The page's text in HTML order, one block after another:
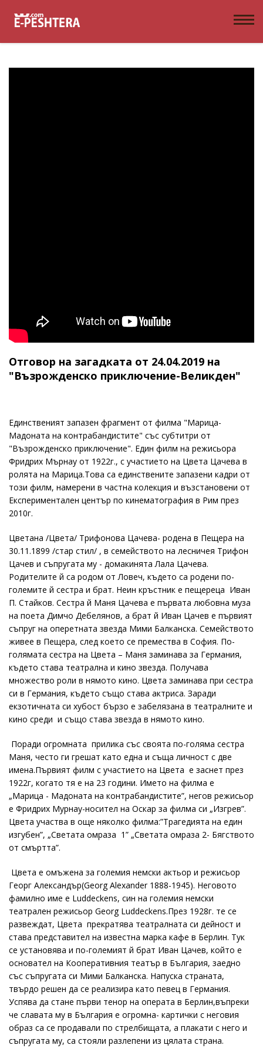
Отговор на загадката от 24.04.2019 на
"Възрожденско приключение-Великден"
Единственият запазен фрагмент от филма "Марица-
Мадоната на контрабандистите" със субтитри от
"Възрожденско приключение". Един филм на режисьора
Фридрих Мърнау от 1922г., с участието на Цвета Цачева в
ролята на Марица.Това са единствените запазени кадри от
този филм, намерени в частна колекция и възстановени от
Експериментален център по кинематография в Рим през
2010г.
Цветана /Цвета/ Трифонова Цачева- родена в Пещера на
30.11.1899 /стар стил/ , в семейството на лесничея Трифон
Цачев и съпругата му - домакинята Лала Цачева.
Родителите й са родом от Ловеч, където са родени по-
големите й сестра и брат. Неин кръстник е пещереца Иван
П. Стайков. Сестра й Маня Цачева е първата любовна муза
на поета Димчо Дебелянов, а брат й Иван Цачев е първият
съпруг на оперетната звезда Мими Балканска. Семейството
живее в Пещера, след което се премества в София. По-
голямата сестра на Цвета – Маня заминава за Германия,
където става театрална и кино звезда. Получава
множество роли в нямото кино. Цвета заминава при сестра
си в Германия, където също става актриса. Заради
екзотичната си хубост бързо е забелязана в театралните и
кино среди и също става звезда в нямото кино.
Поради огромната прилика със своята по-голяма сестра
Маня, често ги грешат като една и съща личност с две
имена.Първият филм с участието на Цвета е заснет през
1922г, когато тя е на 23 години. Името на филма е
„Марица - Мадоната на контрабандистите”, негов режисьор
е Фридрих Мурнау-носител на Оскар за филма си „Изгрев”.
Цвета участва в още няколко филма:”Трагедията на един
изгубен”, „Светата омраза 1” „Светата омраза 2- Бягството
от смъртта”.
Цвета е омъжена за големия немски актьор и режисьор
Георг Александър(Georg Alexander 1888-1945). Неговото
фамилно име е Luddeckens, син на големия немски
театрален режисьор Georg Luddeckens.През 1928г. те се
развеждат, Цвета прекратява театралната си дейност и
става представител на известна марка кафе в Берлин. Тук
се установява и по-големият й брат Иван Цачев, който е
основател на Кооперативния театър в България, заедно
със съпругата си Мими Балканска. Напуска страната,
твърдо решен да се реализира като певец в Германия.
Успява да стане първи тенор на операта в Берлин,въпреки
че славата му в България е огромна- картички с неговия
образ са се продавали по стрелбищата, а плакати с него и
съпругата му, са стояли разлепени из цялата страна.